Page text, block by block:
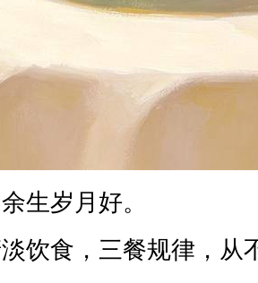
生岁月好。
饮食，三餐规律，从